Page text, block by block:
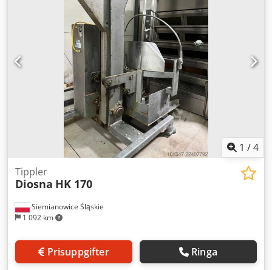
1 /4
Siemianowice Śląskie
1 092 km
Tippler
Diosna HK 170
Prisuppgifter Ringa